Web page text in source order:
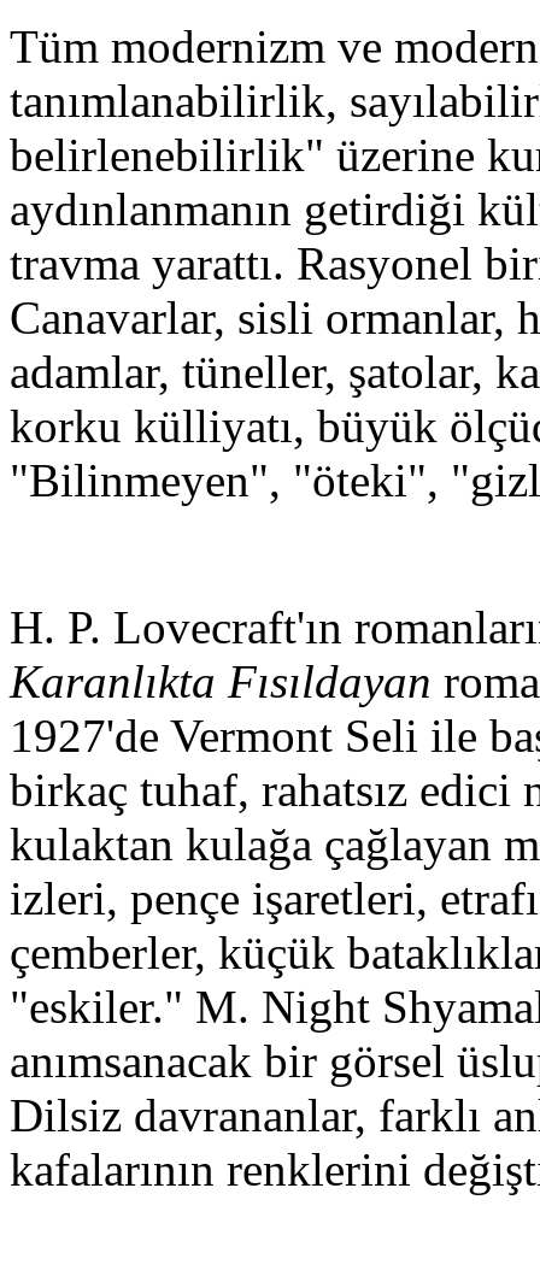
Tüm modernizm ve
tanımlanabilirlik,
belirlenebilirlik" üzerine
aydınlanmanın getirdiği
travma yarattı. Rasyonel
Canavarlar, sisli ormanlar,
adamlar, tüneller, şatolar,
korku külliyatı, büyük
"Bilinmeyen", "öteki",
H. P. Lovecraft'ın
Karanlıkta Fısıldayan
1927'de Vermont Seli ile
birkaç tuhaf, rahatsız edici
kulaktan kulağa çağlayan
izleri, pençe işaretleri,
çemberler, küçük
"eskiler." M. Night
anımsanacak bir görsel
Dilsiz davrananlar, farklı
kafalarının renklerini